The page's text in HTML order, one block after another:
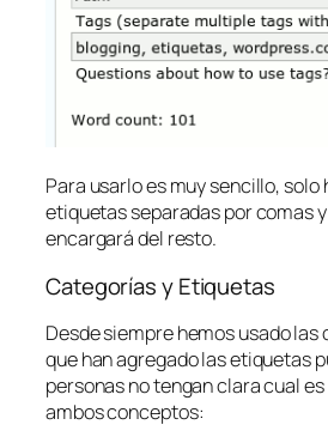
Para usarlo es muy sencillo, solo
etiquetas separadas por comas
encargará del resto.
Categorías y Etiquetas
Desde siempre hemos usado las
que han agregado las etiquetas
personas no tengan clara cual
ambos conceptos: